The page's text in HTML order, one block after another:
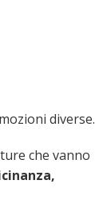
diverse.
che vanno